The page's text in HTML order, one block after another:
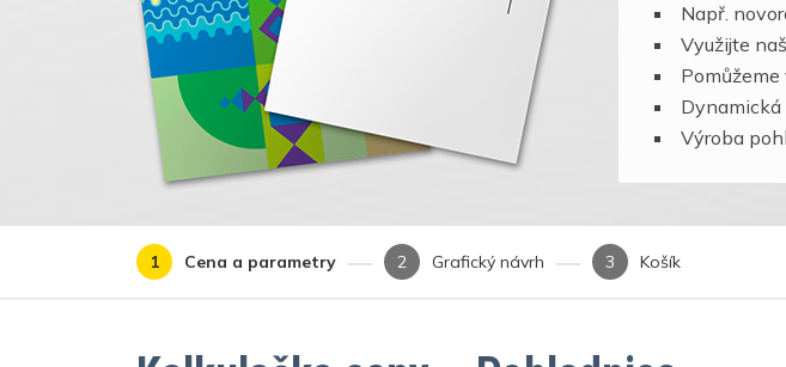
Např.
Využijte
Výroba
Cena a parametry Grafický návrh Košík